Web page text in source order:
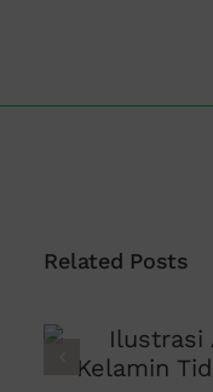
Related Posts